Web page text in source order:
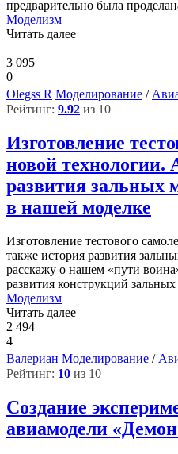
предварительно была
Моделизм
Читать далее
3 095
0
Olegss R Моделирование /
Рейтинг: 9.92 из 10
Изготовление
новой технологии.
развития зальных
в нашей моделке
Изготовление тестового
также история развития
расскажу о нашем «пути
развития конструкций зальных
Моделизм
Читать далее
2 494
4
Валериан Моделирование /
Рейтинг: 10 из 10
Создание
авиамодели